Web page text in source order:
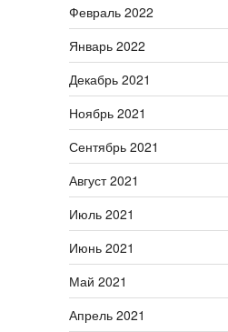
Февраль 2022
Январь 2022
Декабрь 2021
Ноябрь 2021
Сентябрь 2021
Август 2021
Июль 2021
Июнь 2021
Май 2021
Апрель 2021